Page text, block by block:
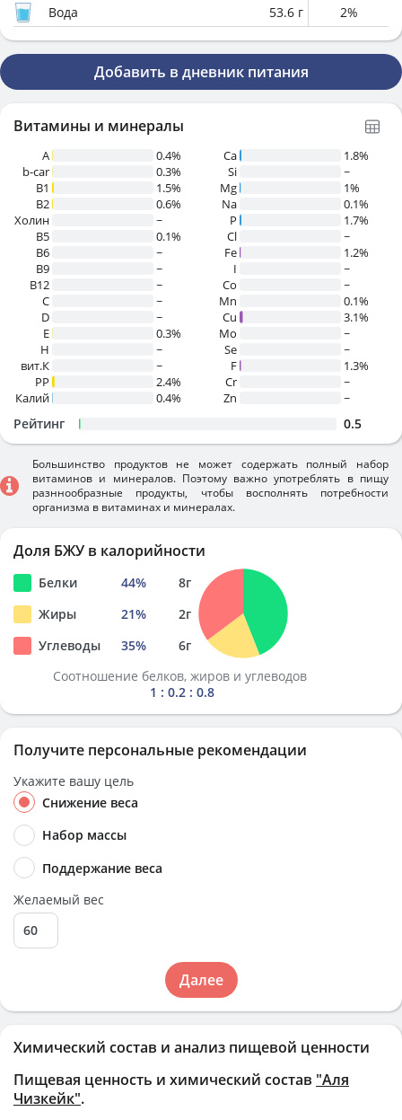
Химический состав и анализ пищевой ценности
Пищевая ценность и химический состав "Аля
Чизкейк".
Вода
53.6 г 2%
Добавить в дневник питания
Витамины и минералы
A
0.4%
b-car
0.3%
В1
1.5%
B2
0.6%
Холин
~
B5
0.1%
B6
~
B9
~
B12
~
C
~
D
~
E
0.3%
H
~
вит.К
~
PP
2.4%
Калий
0.4%
Ca
1.8%
Si
~
Mg
1%
Na
0.1%
P
1.7%
Cl
~
Fe
1.2%
I
~
Co
~
Mn
0.1%
Cu
3.1%
Mo
~
Se
~
F
1.3%
Cr
~
Zn
~
Рейтинг 0.5
Большинство продуктов не может содержать полный набор
витаминов и минералов. Поэтому важно употреблять в пищу
разннообразные продукты, чтобы восполнять потребности
организма в витаминах и минералах.
Доля БЖУ в калорийности
Белки 44% 8г
Жиры
21% 2г
Углеводы
35% 6г
Соотношение белков, жиров и углеводов
1 : 0.2 : 0.8
Получите персональные рекомендации
Укажите вашу цель
Снижение веса
Набор массы
Поддержание веса
Желаемый вес
Далее